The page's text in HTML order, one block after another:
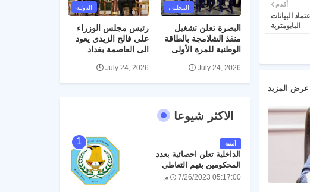
أقدم
البيانات
البايومترية
عرض المزيد
المحلية ،
البصرة تعلن تشغيل
منفذ الشلامجة بالطاقة
الوطنية للمرة الأولى
July 24, 2026
الدولية
رئيس مجلس الوزراء
علي فالح الزيدي يعود
الى العاصمة بغداد
July 24, 2026
الاكثر شيوعا
أمنية
الداخلية تعلن احصائية بعدد
المحكومين بتهم التعاطي
والمتاجرة بالمخدرات خلال العام
7/26/2023 05:17:00 م